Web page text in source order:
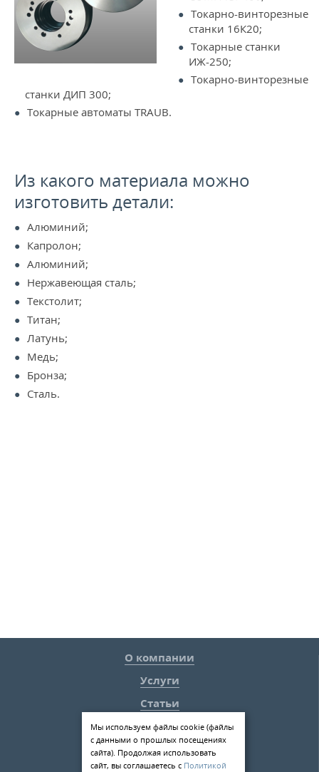
Токарно-винторезные
станки 16К20;
Токарные станки
ИЖ-250;
Токарно-винторезные
станки ДИП 300;
Токарные автоматы TRAUB.
Из какого материала можно
изготовить детали:
Алюминий;
Капролон;
Алюминий;
Нержавеющая сталь;
Текстолит;
Титан;
Латунь;
Медь;
Бронза;
Сталь.
О компании
Услуги
Статьи
Контакты
198084 ,г. Санкт-Петербург,
ул. Киевская д.5
Мы используем файлы cookie (файлы
с данными о прошлых посещениях
сайта). Продолжая использовать
сайт, вы соглашаетесь с Политикой